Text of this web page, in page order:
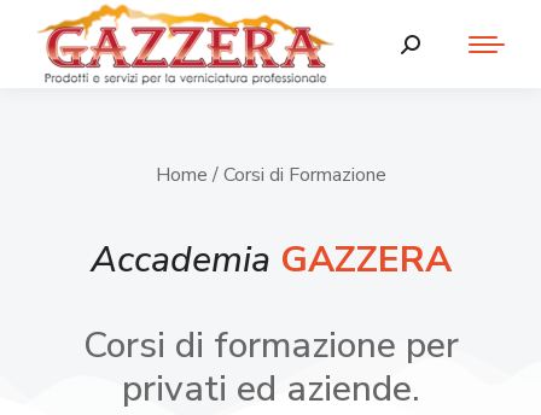
Home / Corsi di Formazione
Accademia GAZZERA
Corsi di formazione per
privati ed aziende.